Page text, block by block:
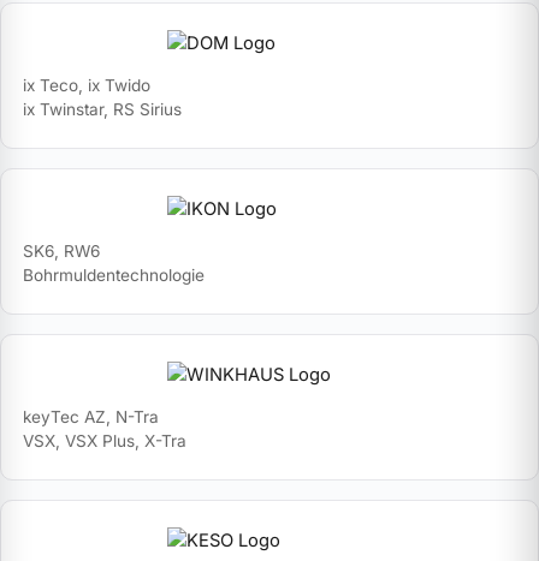
ix Teco, ix Twido
ix Twinstar, RS Sirius
SK6, RW6
Bohrmuldentechnologie
keyTec AZ, N-Tra
VSX, VSX Plus, X-Tra